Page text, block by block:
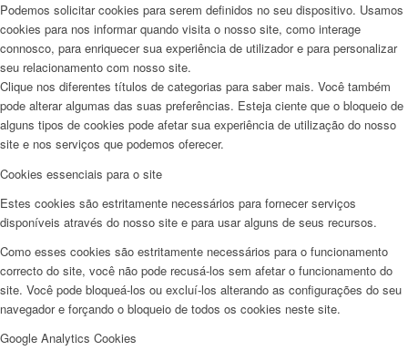
Podemos solicitar cookies para serem definidos no seu dispositivo. Usamos
cookies para nos informar quando visita o nosso site, como interage
connosco, para enriquecer sua experiência de utilizador e para personalizar
seu relacionamento com nosso site.
Clique nos diferentes títulos de categorias para saber mais. Você também
pode alterar algumas das suas preferências. Esteja ciente que o bloqueio de
alguns tipos de cookies pode afetar sua experiência de utilização do nosso
site e nos serviços que podemos oferecer.
Cookies essenciais para o site
Estes cookies são estritamente necessários para fornecer serviços
disponíveis através do nosso site e para usar alguns de seus recursos.
Como esses cookies são estritamente necessários para o funcionamento
correcto do site, você não pode recusá-los sem afetar o funcionamento do
site. Você pode bloqueá-los ou excluí-los alterando as configurações do seu
navegador e forçando o bloqueio de todos os cookies neste site.
Google Analytics Cookies